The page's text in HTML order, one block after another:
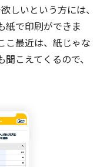
しいという方には、
紙で印刷ができま
こ最近は、紙じゃな
こえてくるので、